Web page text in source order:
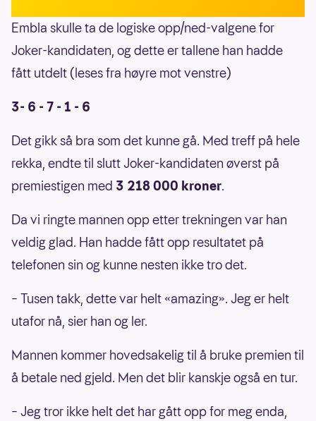
Embla skulle ta de logiske opp/ned-valgene for
Joker-kandidaten, og dette er tallene han hadde
fått utdelt (leses fra høyre mot venstre)
3- 6 - 7 - 1 - 6
Det gikk så bra som det kunne gå. Med treff på hele
rekka, endte til slutt Joker-kandidaten øverst på
premiestigen med 3 218 000 kroner.
Da vi ringte mannen opp etter trekningen var han
veldig glad. Han hadde fått opp resultatet på
telefonen sin og kunne nesten ikke tro det.
– Tusen takk, dette var helt «amazing». Jeg er helt
utafor nå, sier han og ler.
Mannen kommer hovedsakelig til å bruke premien til
å betale ned gjeld. Men det blir kanskje også en tur.
– Jeg tror ikke helt det har gått opp for meg enda,